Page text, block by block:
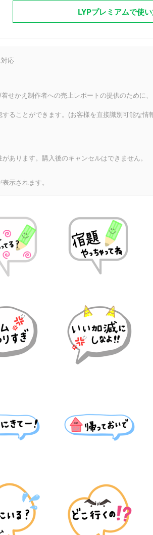
LYPプレミアムで使
応
せかえ制作者への売上レポートの提供のために
ることができます。(お客様を直接識別可能な情
あります。購入後のキャンセルはできません。
示されます。